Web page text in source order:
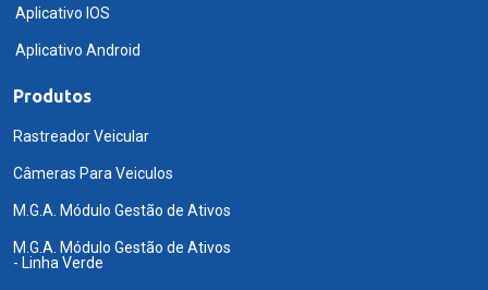
Aplicativo IOS
Aplicativo Android
Produtos
Rastreador Veicular
Câmeras Para Veiculos
M.G.A. Módulo Gestão de Ativos
M.G.A. Módulo Gestão de Ativos
- Linha Verde